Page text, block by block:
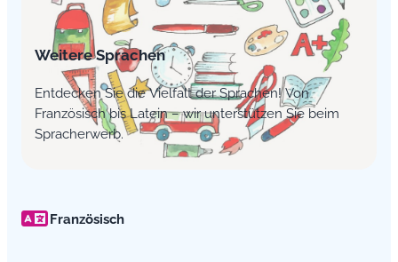
Weitere Sprachen
Entdecken Sie die Vielfalt der Sprachen! Von
Französisch bis Latein – wir unterstützen Sie beim
Spracherwerb.
Französisch